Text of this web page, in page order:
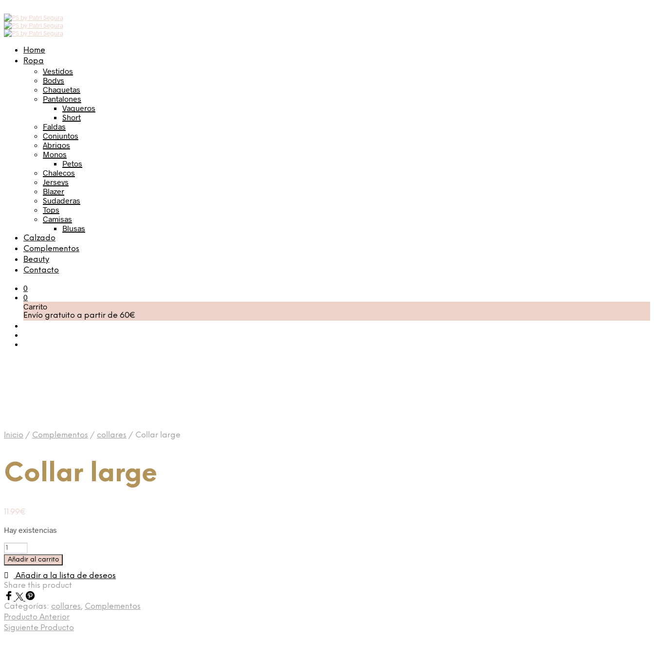
Home
Ropa
Vestidos
Bodys
Chaquetas
Pantalones
Vaqueros
Short
Faldas
Conjuntos
Abrigos
Monos
Petos
Chalecos
Jerseys
Blazer
Sudaderas
Tops
Camisas
Blusas
Calzado
Complementos
Beauty
Contacto
0
0
Carrito
Envío gratuito a partir de 60€
Inicio / Complementos / collares / Collar large
Collar large
11.99€
Hay existencias
Collar
large
cantidad
Añadir al carrito
Añadir a la lista de deseos
Share this product
Categorías: collares, Complementos
Producto Anterior
Siguiente Producto